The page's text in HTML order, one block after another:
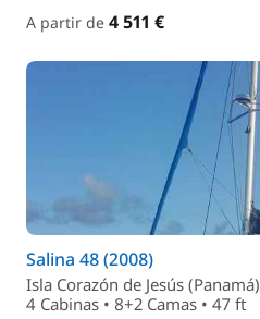
A partir de 4 511 €
Salina 48 (2008)
Isla Corazón de Jesús (Panamá)
4 Cabinas • 8+2 Camas • 47 ft